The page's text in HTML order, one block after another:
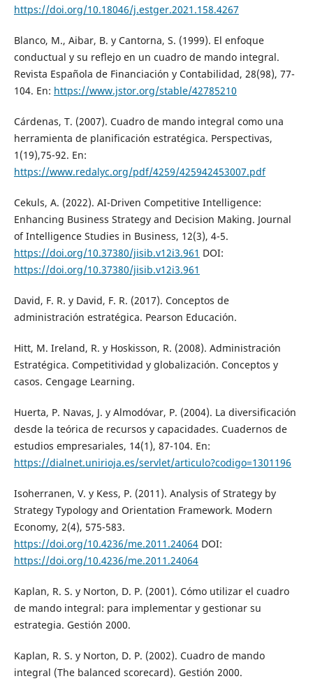
https://doi.org/10.18046/j.estger.2021.158.4267
Blanco, M., Aibar, B. y Cantorna, S. (1999). El enfoque
conductual y su reflejo en un cuadro de mando integral.
Revista Española de Financiación y Contabilidad, 28(98), 77-
104. En: https://www.jstor.org/stable/42785210
Cárdenas, T. (2007). Cuadro de mando integral como una
herramienta de planificación estratégica. Perspectivas,
1(19),75-92. En:
https://www.redalyc.org/pdf/4259/425942453007.pdf
Cekuls, A. (2022). AI-Driven Competitive Intelligence:
Enhancing Business Strategy and Decision Making. Journal
of Intelligence Studies in Business, 12(3), 4-5.
https://doi.org/10.37380/jisib.v12i3.961 DOI:
https://doi.org/10.37380/jisib.v12i3.961
David, F. R. y David, F. R. (2017). Conceptos de
administración estratégica. Pearson Educación.
Hitt, M. Ireland, R. y Hoskisson, R. (2008). Administración
Estratégica. Competitividad y globalización. Conceptos y
casos. Cengage Learning.
Huerta, P. Navas, J. y Almodóvar, P. (2004). La diversificación
desde la teórica de recursos y capacidades. Cuadernos de
estudios empresariales, 14(1), 87-104. En:
https://dialnet.unirioja.es/servlet/articulo?codigo=1301196
Isoherranen, V. y Kess, P. (2011). Analysis of Strategy by
Strategy Typology and Orientation Framework. Modern
Economy, 2(4), 575-583.
https://doi.org/10.4236/me.2011.24064DOI:
https://doi.org/10.4236/me.2011.24064
Kaplan, R. S. y Norton, D. P. (2001). Cómo utilizar el cuadro
de mando integral: para implementar y gestionar su
estrategia. Gestión 2000.
Kaplan, R. S. y Norton, D. P. (2002). Cuadro de mando
integral (The balanced scorecard). Gestión 2000.